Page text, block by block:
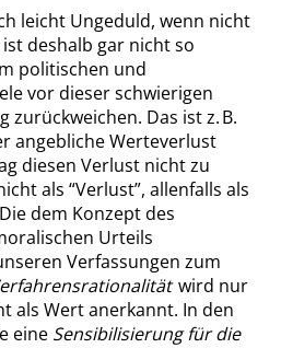
leicht Ungeduld, wenn nicht
deshalb gar nicht so
politischen und
vor dieser schwierigen
zurückweichen. Das ist z. B.
angebliche Werteverlust
diesen Verlust nicht zu
als “Verlust”, allenfalls als
dem Konzept des
Urteils
Verfassungen zum
wird nur
als Wert anerkannt. In den
eine Sensibilisierung für die